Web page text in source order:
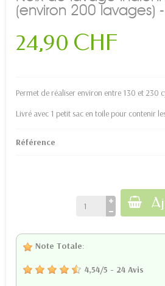
(environ 200 lavages)
24,90 CHF
Permet de réaliser environ entre 130 et 230
Livré avec 1 petit sac en toile pour contenir
Référence
Note Totale:
4,54/5 - 24 Avis